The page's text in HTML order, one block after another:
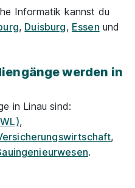
Informatik kannst du
, Duisburg, Essen und
werden in
in Linau sind:
,
,
.